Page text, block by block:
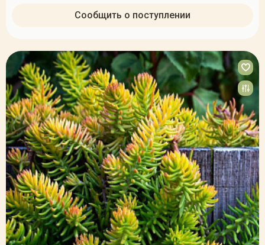
Сообщить о поступлении